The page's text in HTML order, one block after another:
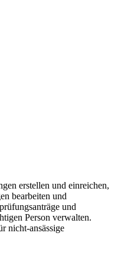
erstellen und einreichen,
bearbeiten und
und
Person verwalten.
nicht-ansässige